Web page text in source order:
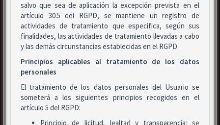
salvo que sea de aplicación la excepción prevista en el
artículo 30.5 del RGPD, se mantiene un registro de
actividades de tratamiento que especifica, según sus
finalidades, las actividades de tratamiento llevadas a cabo
y las demás circunstancias establecidas en el RGPD.
Principios aplicables al tratamiento de los datos
personales
El tratamiento de los datos personales del Usuario se
someterá a los siguientes principios recogidos en el
artículo 5 del RGPD:
Principio de licitud, lealtad y transparencia: se